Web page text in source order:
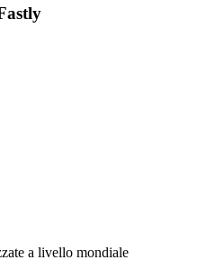
a livello mondiale